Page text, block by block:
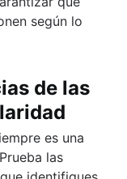
según lo
de las
es una
las